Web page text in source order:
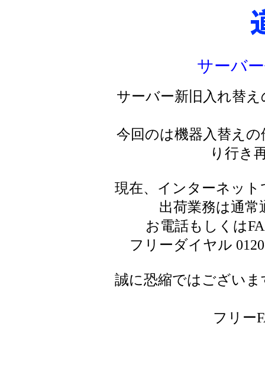
サーバ
サーバー新旧入れ替
今回のは機器入替え
り行き
現在、インターネッ
出荷業務は通
お電話もしくは
フリーダイヤル
誠に恐縮ではござい
フリー